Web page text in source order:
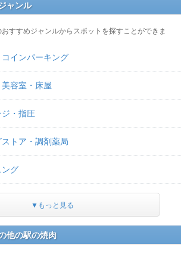
ャンル
すすめジャンルからスポットを探すことができま
インパーキング
容室・床屋
・指圧
トア・調剤薬局
ング
▼もっと見る
他の駅の焼肉